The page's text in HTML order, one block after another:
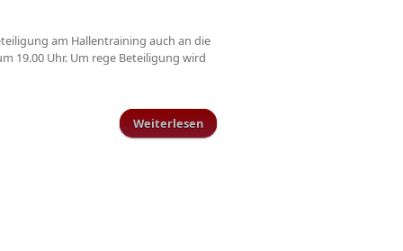
am Hallentraining auch an die
19.00 Uhr. Um rege Beteiligung wird
Weiterlesen über AH-Training